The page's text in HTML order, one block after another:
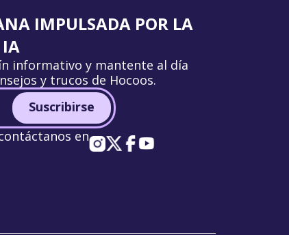
IMPULSADA POR LA
informativo y mantente al día
y trucos de Hocoos.
Suscribirse
en